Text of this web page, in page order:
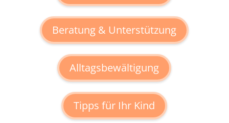
Beratung & Unterstützung
Alltagsbewältigung
Tipps für Ihr Kind